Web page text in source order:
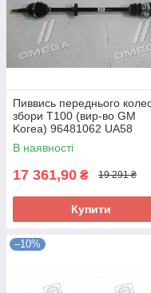
Пиввись переднього
збори T100 (вир-во GM
Korea) 96481062 UA58
В наявності
17 361,90 ₴ 19 291 ₴
Купити
–10%